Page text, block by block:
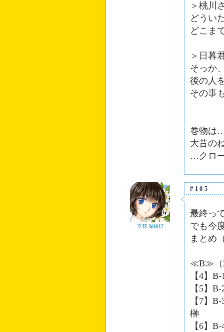
＞桃川
どうい
どこま
＞日暮
そっか
後の人
その事
巻物は
大昔の
…クロ
立花 深紺灯
#105
最終っ
でも今
まとめ
≪B≫（
【4】
【5】
【7】
榊
【6】